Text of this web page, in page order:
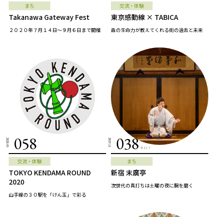
まち
Takanawa Gateway Fest
２０２０年７月１４日～９月６日まで開催
交流・体験
東京感動線 × TABICA
森の生命力が教えてくれる街の過去と未来
2020.05 058
交流・体験
TOKYO KENDAMA ROUND
2020
山手線の３０駅を「けん玉」で彩る
2019.11 038 WEST
まち
新宿 末廣亭
次世代の真打ちは土曜の夜に腕を磨く